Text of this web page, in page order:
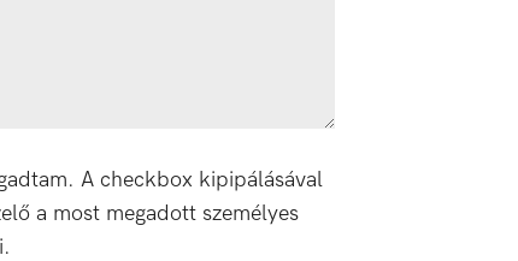
A checkbox kipipálásával
a most megadott személyes